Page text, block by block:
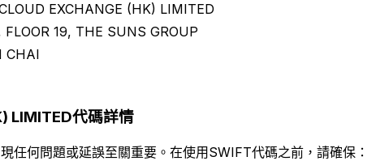
EXCHANGE (HK) LIMITED
FLOOR 19, THE SUNS GROUP
CHAI
LIMITED代碼詳情
任何問題或延誤至關重要。在使用SWIFT代碼之前，請確保：